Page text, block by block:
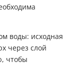
воды: исходная
через слой
чтобы